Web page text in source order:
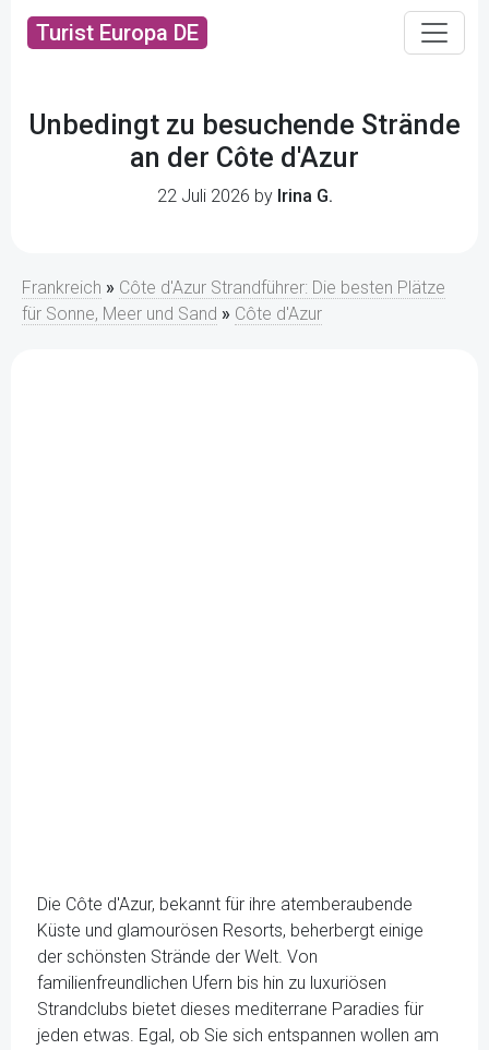
Turist Europa DE
Unbedingt zu besuchende Strände
an der Côte d'Azur
22 Juli 2026 by Irina G.
Frankreich » Côte d'Azur Strandführer: Die besten Plätze
für Sonne, Meer und Sand » Côte d'Azur
Die Côte d'Azur, bekannt für ihre atemberaubende
Küste und glamourösen Resorts, beherbergt einige
der schönsten Strände der Welt. Von
familienfreundlichen Ufern bis hin zu luxuriösen
Strandclubs bietet dieses mediterrane Paradies für
jeden etwas. Egal, ob Sie sich entspannen wollen am